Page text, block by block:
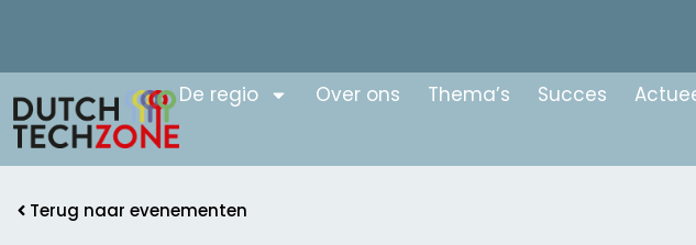
De regio Over ons Thema’s Succes
Terug naar evenementen